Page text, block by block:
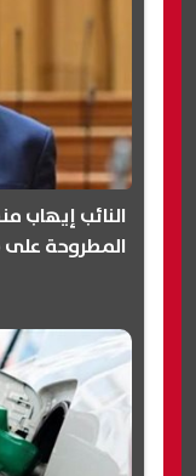
النائب إيهاب
المطروحة على